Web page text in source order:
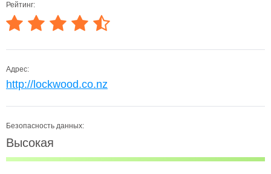
Рейтинг:
Адрес:
http://lockwood.co.nz
Безопасность данных:
Высокая